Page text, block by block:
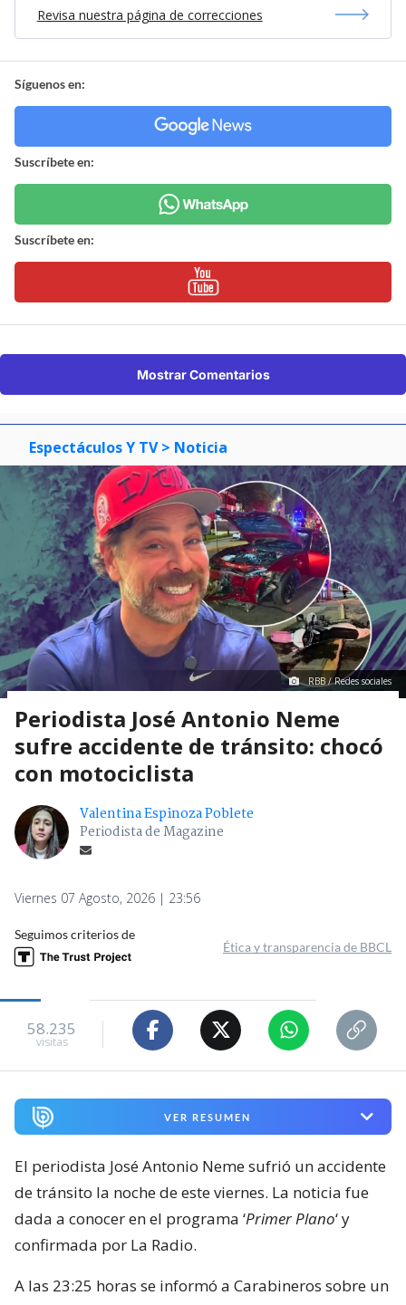
Revisa nuestra página de correcciones
Síguenos en:
Suscríbete en:
Suscríbete en:
Mostrar Comentarios
Espectáculos Y TV > Noticia
RBB / Redes sociales
Periodista José Antonio Neme
sufre accidente de tránsito: chocó
con motociclista
Valentina Espinoza Poblete
Periodista de Magazine
Viernes 07 Agosto, 2026 | 23:56
Seguimos criterios de
Ética y transparencia de BBCL
58.235
visitas
VER RESUMEN
El periodista José Antonio Neme sufrió un accidente
de tránsito la noche de este viernes. La noticia fue
dada a conocer en el programa ‘Primer Plano‘ y
confirmada por La Radio.
A las 23:25 horas se informó a Carabineros sobre un